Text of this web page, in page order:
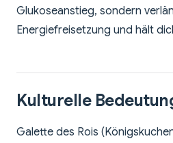
Glukoseanstieg, sondern
Energiefreisetzung und hält
Kulturelle
Galette des Rois